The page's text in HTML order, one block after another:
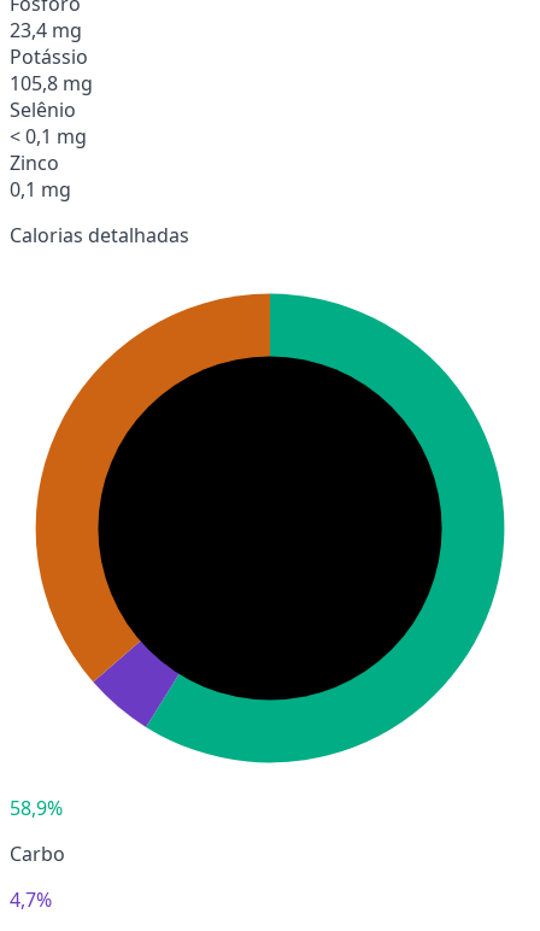
23,4 mg
Potássio
105,8 mg
Selênio
< 0,1 mg
Zinco
0,1 mg
Calorias detalhadas
58,9%
Carbo
4,7%